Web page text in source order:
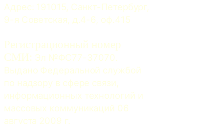
Адрес: 191015, Санкт-Петербург,
9-я Советская, д.4-6, оф.415
Регистрационный номер
СМИ: Эл №ФС77-37070.
Выдано Федеральной службой
по надзору в сфере связи,
информационных технологий и
массовых коммуникаций 06
августа 2009 г.